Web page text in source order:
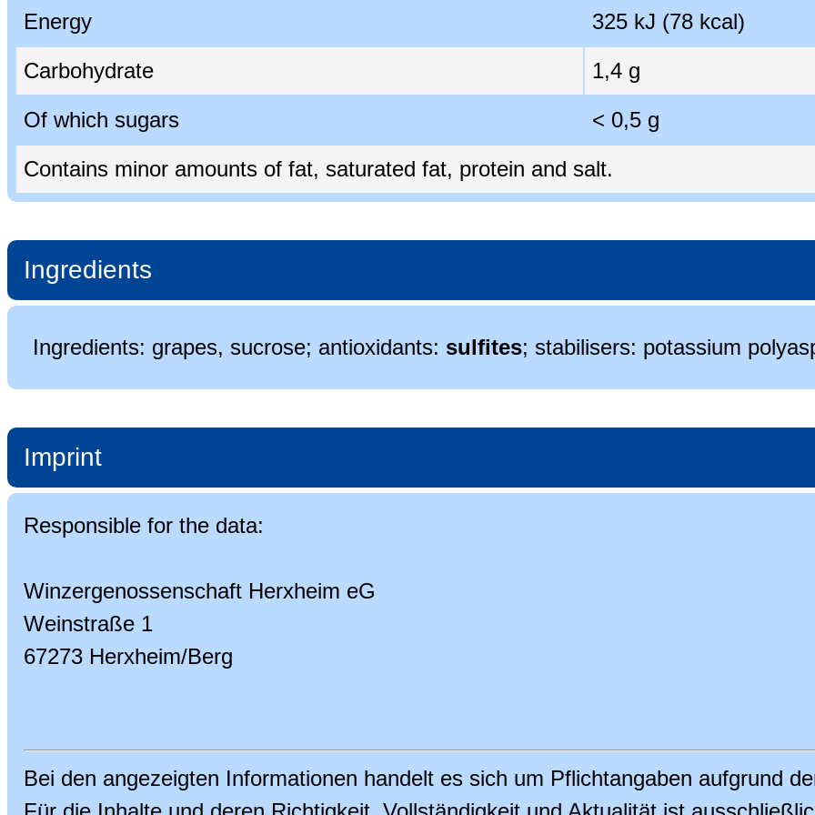
Energy
325 kJ (78 kcal)
Carbohydrate
1,4 g
Of which sugars
< 0,5 g
Contains minor amounts of fat, saturated fat, protein and salt.
Ingredients
Ingredients: grapes, sucrose; antioxidants: sulfites; stabilisers: potassium
Imprint
Responsible for the data:
Winzergenossenschaft Herxheim eG
Weinstraße 1
67273 Herxheim/Berg
Bei den angezeigten Informationen handelt es sich um Pflichtangaben aufgrund